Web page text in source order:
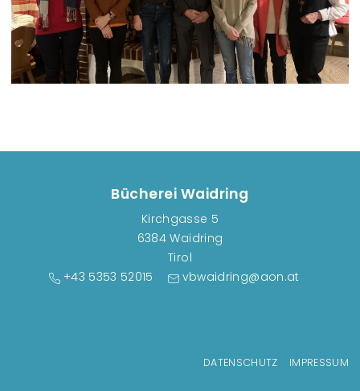
Bücherei Waidring
Kirchgasse 5
6384 Waidring
Tirol
+43 5353 52015
vbwaidring@aon.at
DATENSCHUTZ IMPRESSUM